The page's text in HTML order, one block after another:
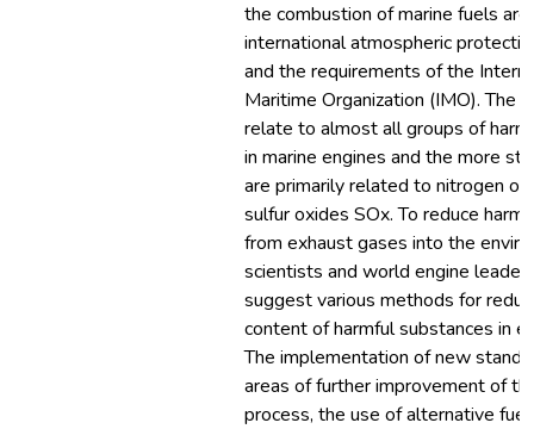
the combustion of marine fuels
international atmospheric
and the requirements of the
Maritime Organization (IMO). The
relate to almost all groups of
in marine engines and the more
are primarily related to nitrogen
sulfur oxides SOx. To reduce
from exhaust gases into the
scientists and world engine
suggest various methods for
content of harmful substances in
The implementation of new
areas of further improvement of
process, the use of alternative